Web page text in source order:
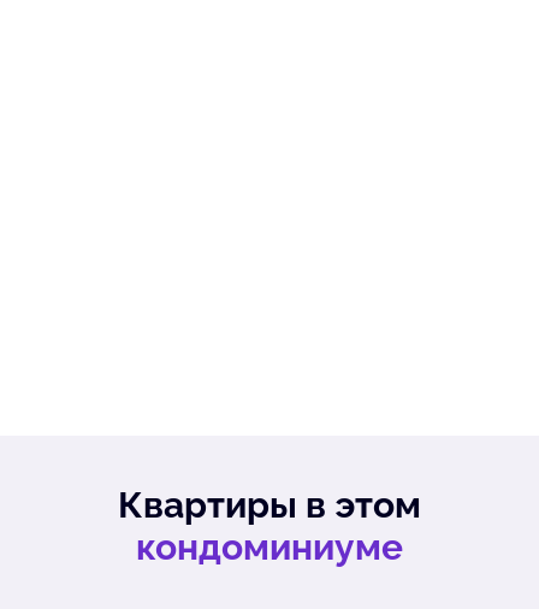
Квартиры в этом
кондоминиуме